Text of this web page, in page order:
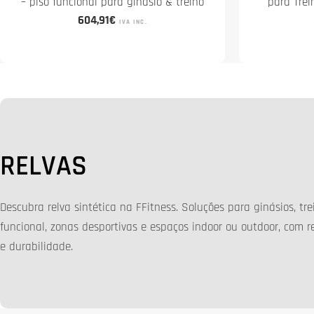
Preço
604,91€ IVA INC.
C
O
L
Ç
RELVAS
Descubra relva sintética na FFitness. Soluções para ginásios,
funcional, zonas desportivas e espaços indoor ou outdoor, com
e durabilidade.